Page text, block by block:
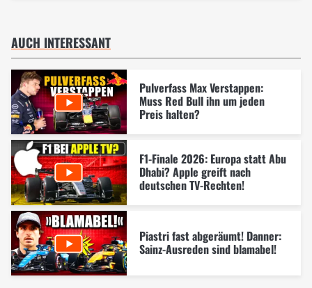
AUCH INTERESSANT
Pulverfass Max Verstappen:
Muss Red Bull ihn um jeden
Preis halten?
F1-Finale 2026: Europa statt Abu
Dhabi? Apple greift nach
deutschen TV-Rechten!
Piastri fast abgeräumt! Danner:
Sainz-Ausreden sind blamabel!